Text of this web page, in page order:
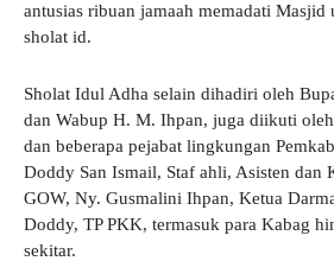
antusias ribuan jamaah memadati
sholat id.
Sholat Idul Adha selain dihadiri oleh
dan Wabup H. M. Ihpan, juga diikuti
dan beberapa pejabat lingkungan
Doddy San Ismail, Staf ahli, Asisten dan
GOW, Ny. Gusmalini Ihpan, Ketua
Doddy, TP PKK, termasuk para Kabag
sekitar.